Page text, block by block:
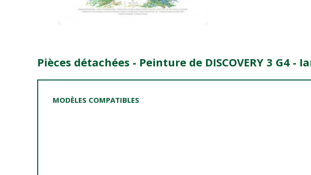
Pièces détachées - Peinture de DISCOVERY 3 G4 -
MODÈLES COMPATIBLES